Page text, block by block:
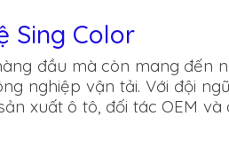
Sing Color
đầu mà còn mang đến
nghiệp vận tải. Với đội
xuất ô tô, đối tác OEM